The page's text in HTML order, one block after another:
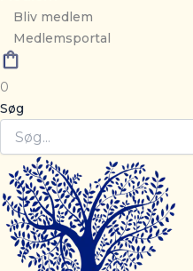
Bliv medlem
Medlemsportal
0
Søg